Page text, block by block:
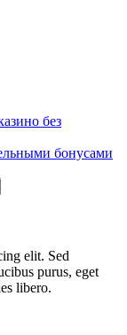
без
бонусами
elit. Sed
purus, eget
libero.